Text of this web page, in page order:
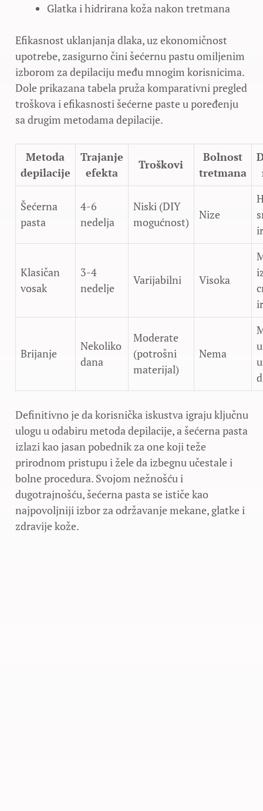
Glatka i hidrirana koža nakon tretmana
Efikasnost uklanjanja dlaka, uz ekonomičnost
upotrebe, zasigurno čini šećernu pastu omiljenim
izborom za depilaciju među mnogim korisnicima.
Dole prikazana tabela pruža komparativni pregled
troškova i efikasnosti šećerne paste u poređenju
sa drugim metodama depilacije.
Metoda
depilacije
Trajanje
efekta
Troškovi
Bolnost
tretmana
Šećerna
pasta
4-6
nedelja
Niski (DIY
mogućnost)
Nize
Klasičan
vosak
3-4
nedelje
Varijabilni Visoka
Brijanje
Nekoliko
dana
Moderate
(potrošni
materijal)
Nema
Definitivno je da korisnička iskustva igraju ključnu
ulogu u odabiru metoda depilacije, a šećerna pasta
izlazi kao jasan pobednik za one koji teže
prirodnom pristupu i žele da izbegnu učestale i
bolne procedura. Svojom nežnošću i
dugotrajnošću, šećerna pasta se ističe kao
najpovoljniji izbor za održavanje mekane, glatke i
zdravije kože.